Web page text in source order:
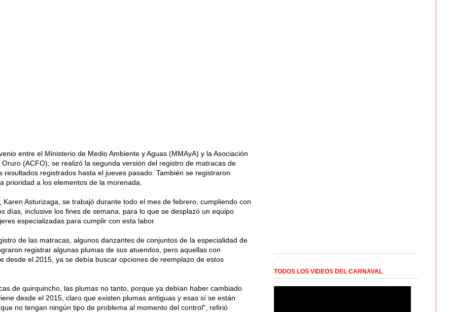
entre el Ministerio de Medio Ambiente y Aguas (MMAyA) y la Asociación
(ACFO), se realizó la segunda versión del registro de matracas de
resultados registrados hasta el jueves pasado. También se registraron
prioridad a los elementos de la morenada.
Karen Asturizaga, se trabajó durante todo el mes de febrero, cumpliendo con
días, inclusive los fines de semana, para lo que se desplazó un equipo
especializadas para cumplir con esta labor.
de las matracas, algunos danzantes de conjuntos de la especialidad de
registrar algunas plumas de sus atuendos, pero aquellas con
desde el 2015, ya se debía buscar opciones de reemplazo de estos
de quirquincho, las plumas no tanto, porque ya debían haber cambiado
desde el 2015, claro que existen plumas antiguas y esas sí se están
no tengan ningún tipo de problema al momento del control", refirió
TODOS LOS VIDEOS DEL CARNAVAL